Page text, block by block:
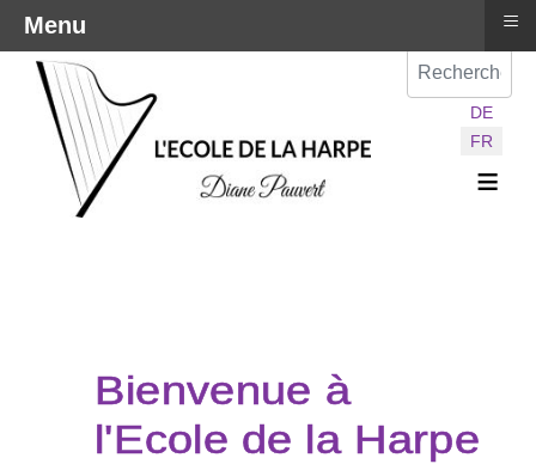
Sélectionnez
DE
FR
≡
Menu ≡